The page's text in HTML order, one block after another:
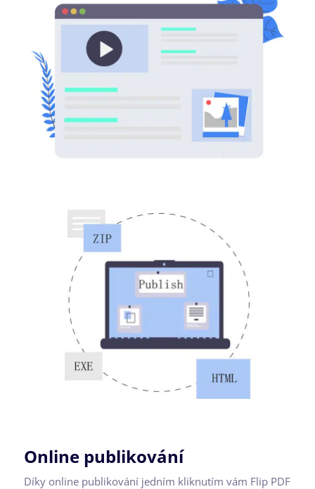
Online publikování
Díky online publikování jedním kliknutím vám Flip PDF